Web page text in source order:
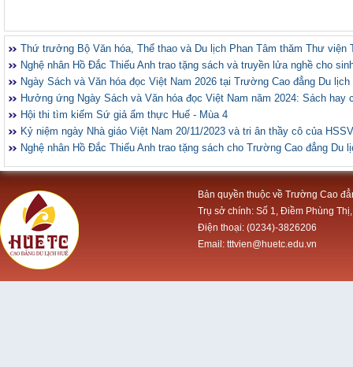
Thứ trưởng Bộ Văn hóa, Thể thao và Du lịch Phan Tâm thăm Thư viện
Nghệ nhân Hồ Đắc Thiếu Anh trao tặng sách và truyền lửa nghề cho
Ngày Sách và Văn hóa đọc Việt Nam 2026 tại Trường Cao đẳng Du lịch
Hưởng ứng Ngày Sách và Văn hóa đọc Việt Nam năm 2024: Sách hay
Hội thi tìm kiếm Sứ giả ẩm thực Huế - Mùa 4
Kỷ niệm ngày Nhà giáo Việt Nam 20/11/2023 và tri ân thầy cô của
Nghệ nhân Hồ Đắc Thiếu Anh trao tặng sách cho Trường Cao đẳng Du
Bản quyền thuộc về Trường Cao
Trụ sở chính: Số 1, Điềm Phùng
Điện thoại: (0234)-3826206
Email: tttvien@huetc.edu.vn